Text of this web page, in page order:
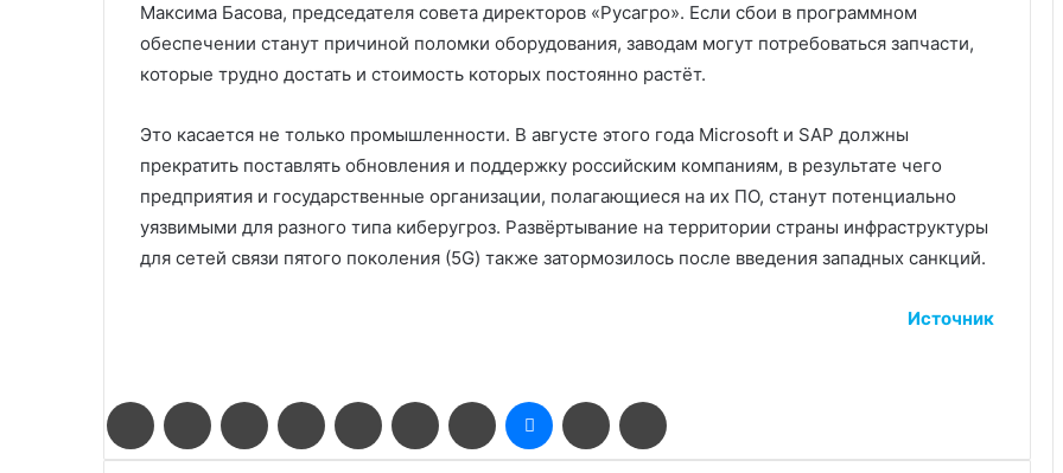
Максима Басова, председателя совета директоров «Русагро». Если сбои в программном
обеспечении станут причиной поломки оборудования, заводам могут потребоваться запчасти,
которые трудно достать и стоимость которых постоянно растёт.
Это касается не только промышленности. В августе этого года Microsoft и SAP должны
прекратить поставлять обновления и поддержку российским компаниям, в результате чего
предприятия и государственные организации, полагающиеся на их ПО, станут потенциально
уязвимыми для разного типа киберугроз. Развёртывание на территории страны инфраструктуры
для сетей связи пятого поколения (5G) также затормозилось после введения западных санкций.
Источник
FacebookTwitter LinkedIn Pinterest Reddit ВконтактеОдноклассники
MessengerПоделиться
через
электронную